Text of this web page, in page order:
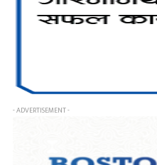
- ADVERTISEMENT -